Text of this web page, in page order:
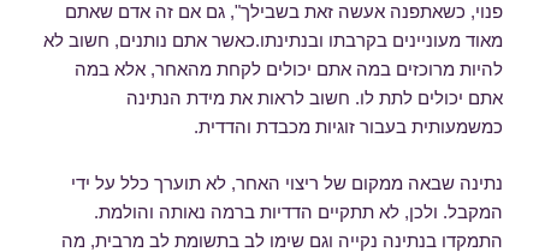
פנוי, כשאתפנה אעשה זאת בשבילך", גם אם זה אדם שאתם
מאוד מעוניינים בקרבתו ובנתינתו.כאשר אתם נותנים, חשוב לא
להיות מרוכזים במה אתם יכולים לקחת מהאחר, אלא במה
אתם יכולים לתת לו. חשוב לראות את מידת הנתינה
כמשמעותית בעבור זוגיות מכבדת והדדית.
נתינה שבאה ממקום של ריצוי האחר, לא תוערך כלל על ידי
המקבל. ולכן, לא תתקיים הדדיות ברמה נאותה והולמת.
התמקדו בנתינה נקייה וגם שימו לב בתשומת לב מרבית, מה